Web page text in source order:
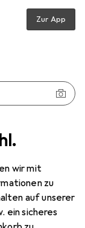
wir mit
zu
auf unserer
ein sicheres
Zur App